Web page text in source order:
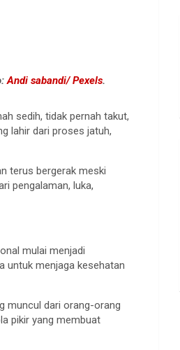
Andi sabandi/ Pexels.
sedih, tidak pernah takut,
lahir dari proses jatuh,
terus bergerak meski
pengalaman, luka,
mulai menjadi
untuk menjaga kesehatan
muncul dari orang-orang
pikir yang membuat